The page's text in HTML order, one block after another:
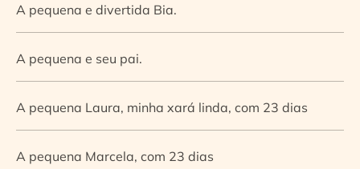
A pequena e divertida Bia.
A pequena e seu pai.
A pequena Laura, minha xará linda, com 23 dias
A pequena Marcela, com 23 dias